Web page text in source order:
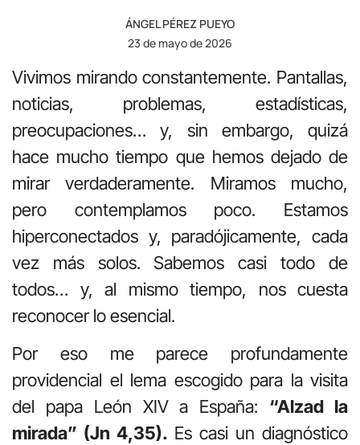
ÁNGEL PÉREZ PUEYO
23 de mayo de 2026
Vivimos mirando constantemente. Pantallas,
noticias, problemas, estadísticas,
preocupaciones… y, sin embargo, quizá
hace mucho tiempo que hemos dejado de
mirar verdaderamente. Miramos mucho,
pero contemplamos poco. Estamos
hiperconectados y, paradójicamente, cada
vez más solos. Sabemos casi todo de
todos… y, al mismo tiempo, nos cuesta
reconocer lo esencial.
Por eso me parece profundamente
providencial el lema escogido para la visita
del papa León XIV a España: “Alzad la
mirada” (Jn 4,35). Es casi un diagnóstico